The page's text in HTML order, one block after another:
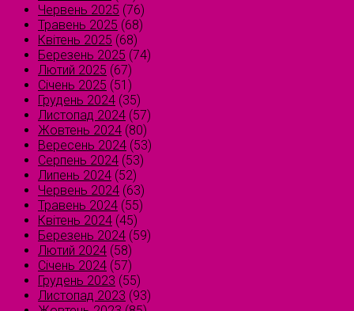
Червень 2025 (76)
Травень 2025 (68)
Квітень 2025 (68)
Березень 2025 (74)
Лютий 2025 (67)
Січень 2025 (51)
Грудень 2024 (35)
Листопад 2024 (57)
Жовтень 2024 (80)
Вересень 2024 (53)
Серпень 2024 (53)
Липень 2024 (52)
Червень 2024 (63)
Травень 2024 (55)
Квітень 2024 (45)
Березень 2024 (59)
Лютий 2024 (58)
Січень 2024 (57)
Грудень 2023 (55)
Листопад 2023 (93)